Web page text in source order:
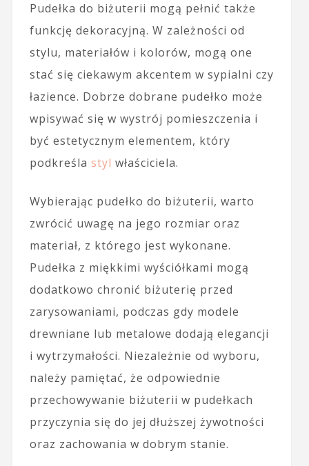
Pudełka do biżuterii mogą pełnić także
funkcję dekoracyjną. W zależności od
stylu, materiałów i kolorów, mogą one
stać się ciekawym akcentem w sypialni czy
łazience. Dobrze dobrane pudełko może
wpisywać się w wystrój pomieszczenia i
być estetycznym elementem, który
podkreśla styl właściciela.
Wybierając pudełko do biżuterii, warto
zwrócić uwagę na jego rozmiar oraz
materiał, z którego jest wykonane.
Pudełka z miękkimi wyściółkami mogą
dodatkowo chronić biżuterię przed
zarysowaniami, podczas gdy modele
drewniane lub metalowe dodają elegancji
i wytrzymałości. Niezależnie od wyboru,
należy pamiętać, że odpowiednie
przechowywanie biżuterii w pudełkach
przyczynia się do jej dłuższej żywotności
oraz zachowania w dobrym stanie.